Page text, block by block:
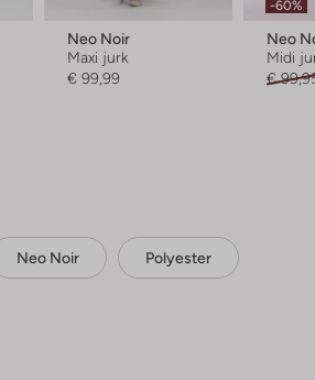
Neo Noir
Maxi jurk
€ 99,99
-60%
Neo
Midi
€
Neo Noir Polyester